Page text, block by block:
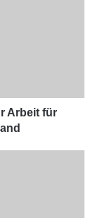
Arbeit für